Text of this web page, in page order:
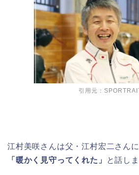
引用元：
江村美咲さんは父・江村宏二さん
「暖かく見守ってくれた」
と話しま